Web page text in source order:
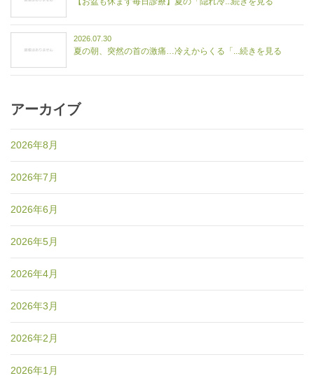
2026.07.30
夏の朝、突然の首の激痛…冷えからくる「...続きを見る
アーカイブ
2026年8月
2026年7月
2026年6月
2026年5月
2026年4月
2026年3月
2026年2月
2026年1月